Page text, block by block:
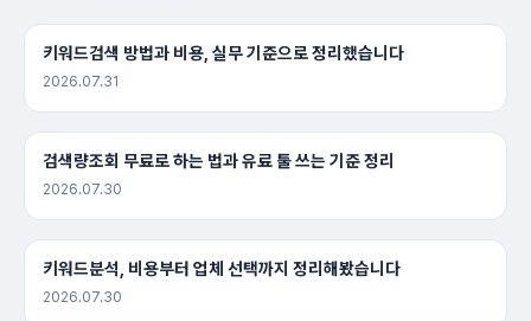
키워드검색 방법과 비용, 실무 기준으로 정리했습니다
2026.07.31
검색량조회 무료로 하는 법과 유료 툴 쓰는 기준 정리
2026.07.30
키워드분석, 비용부터 업체 선택까지 정리해봤습니다
2026.07.30